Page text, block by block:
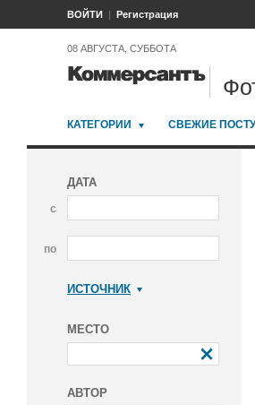
ВОЙТИ Регистрация
08 АВГУСТА, СУББОТА
КАТЕГОРИИ СВЕЖИЕ
ДАТА
с
по
ИСТОЧНИК
МЕСТО
АВТОР